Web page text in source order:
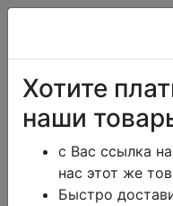
+7 (978) 700-14-
ikeaDos@mail.ru
Хотите
наши
с Вас ссылка
нас этот же
Быстро